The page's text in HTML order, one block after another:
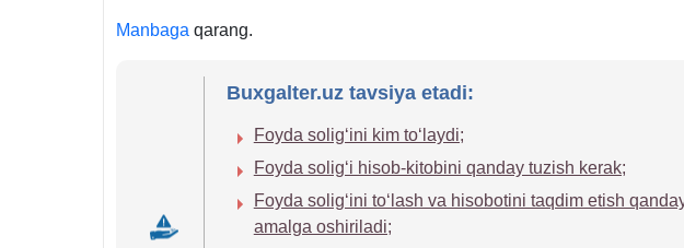
Manbaga qarang.
Buxgalter.uz tavsiya etadi:
Foyda soligʻini kim toʻlaydi;
Foyda soligʻi hisob-kitobini qanday tuzish kerak;
Foyda soligʻini toʻlash va hisobotini taqdim etish
amalga oshiriladi;